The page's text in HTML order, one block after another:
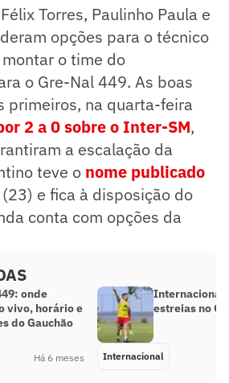
Torres, Paulinho Paula e
opções para o técnico
o time do
o Gre-Nal 449. As boas
primeiros, na quarta-feira
2 a 0 sobre o Inter-SM,
a escalação da
teve o nome publicado
e fica à disposição do
conta com opções da
onde
vivo, horário e
do Gauchão
Há 6 meses
Internacional
estreias no
Internacional